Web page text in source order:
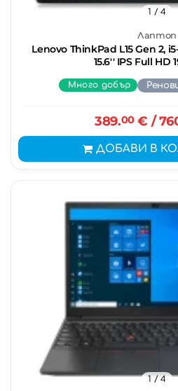
Лаптоп
Lenovo ThinkPad L15 Gen 2, i5-
15.6'' IPS Full HD
1 / 4
Много добър
389.00€ /
ДОБАВИ В
1 / 4